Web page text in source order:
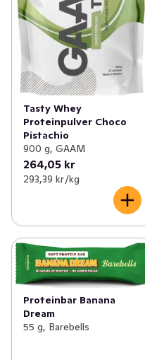
Tasty Whey
Proteinpulver Choco
Pistachio
900 g, GAAM
264,05 kr
293,39 kr /kg
Proteinbar Banana
Dream
55 g, Barebells